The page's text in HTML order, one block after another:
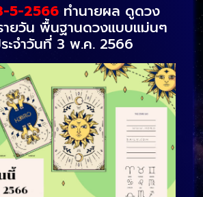
5-2566 ทำนายผล ดูดวง
ยวัน พื้นฐานดวงแบบแม่นๆ
ะจำวันที่ 3 พ.ค. 2566